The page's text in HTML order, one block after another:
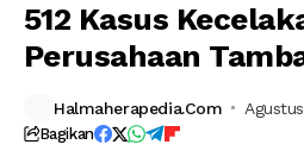
512 Kasus
Perusahaan
Halmaherapedia.com
Bagikan
satu
Kawasan
Tambang
di
Maluku
Utara
foto